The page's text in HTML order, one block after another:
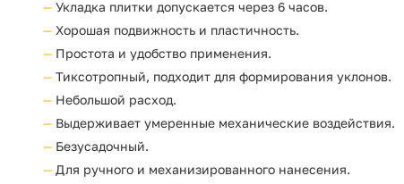
Укладка плитки допускается через 6 часов.
Хорошая подвижность и пластичность.
Простота и удобство применения.
Тиксотропный, подходит для формирования уклонов.
Небольшой расход.
Выдерживает умеренные механические воздействия.
Безусадочный.
Для ручного и механизированного нанесения.